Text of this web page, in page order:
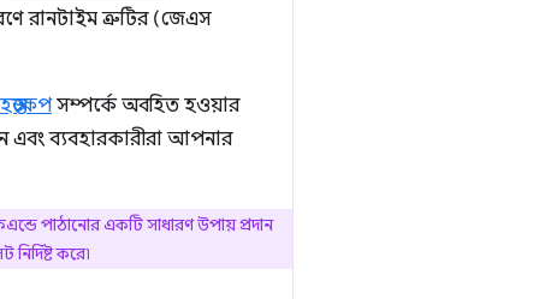
রানটাইম ত্রুটির (জেএস
হস্তক্ষেপসম্পর্কে অবহিত হওয়ার
এবং ব্যবহারকারীরা আপনার
পাঠানোর একটি সাধারণ উপায় প্রদান
করে৷